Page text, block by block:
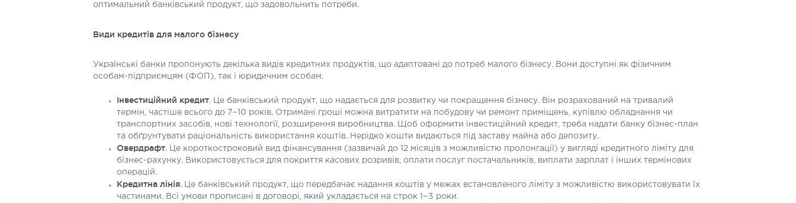
оптимальний банківський продукт, що задовольнить потреби.
Види кредитів для малого бізнесу
Українські банки пропонують декілька видів кредитних продуктів, що адаптовані до потреб малого бізнесу. Вони доступні як фізичним
особам-підприємцям (ФОП), так і юридичним особам.
Інвестиційний кредит. Це банківський продукт, що надається для розвитку чи покращення бізнесу. Він розрахований на тривалий
термін, частіше всього до 7−10 років. Отримані гроші можна витратити на побудову чи ремонт приміщень, купівлю обладнання чи
транспортних засобів, нові технології, розширення виробництва. Щоб оформити інвестиційний кредит, треба надати банку бізнес-план
та обґрунтувати раціональність використання коштів. Нерідко кошти видаються під заставу майна або депозиту.
Овердрафт. Це короткостроковий вид фінансування (зазвичай до 12 місяців з можливістю пролонгації) у вигляді кредитного ліміту для
бізнес-рахунку. Використовується для покриття касових розривів, оплати послуг постачальників, виплати зарплат і інших термінових
операцій.
Кредитна лінія. Це банківський продукт, що передбачає надання коштів у межах встановленого ліміту з можливістю використовувати їх
частинами. Всі умови прописані в договорі, який укладається на строк 1−3 роки.